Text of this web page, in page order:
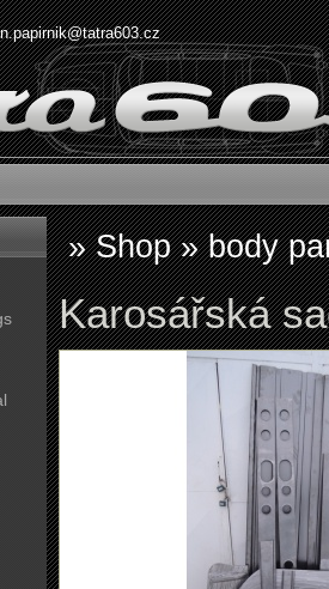
»Shop»body
Karosářská